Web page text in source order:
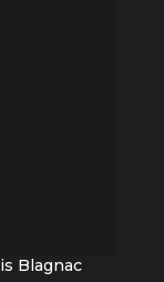
Blagnac